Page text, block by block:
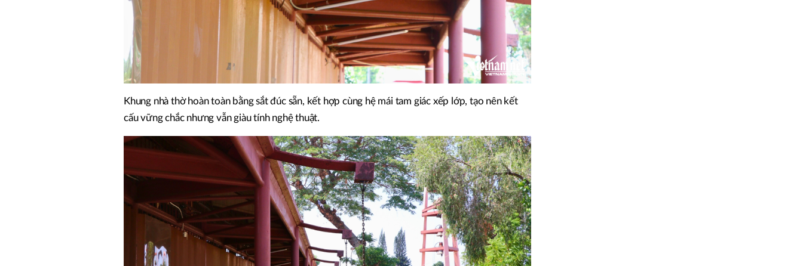
Khung nhà thờ hoàn toàn bằng sắt đúc sẵn, kết hợp cùng hệ mái tam giác xếp lớp, tạo nên kết
cấu vững chắc nhưng vẫn giàu tính nghệ thuật.